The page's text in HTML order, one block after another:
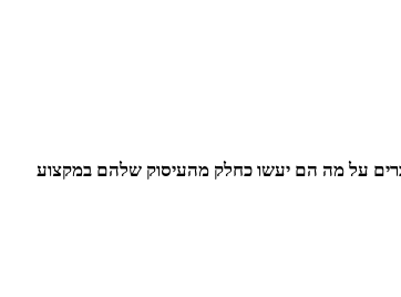
על מה הם יעשו כחלק מהעיסוק שלהם במקצוע